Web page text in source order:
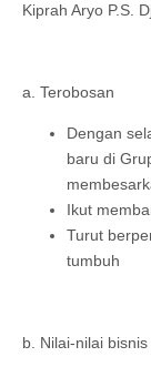
Kiprah Aryo P.S.
a. Terobosan
Dengan
baru di
Ikut
Turut
tumbuh
b. Nilai-nilai